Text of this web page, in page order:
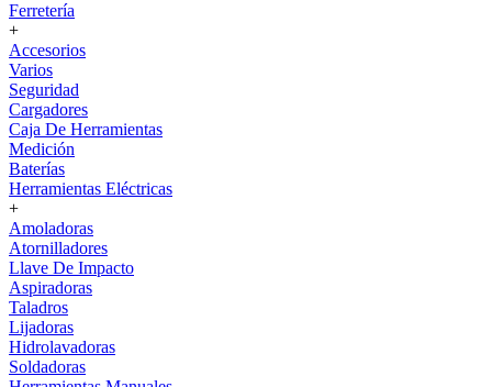
Ferretería
+
Accesorios
Varios
Seguridad
Cargadores
Caja De Herramientas
Medición
Baterías
Herramientas Eléctricas
+
Amoladoras
Atornilladores
Llave De Impacto
Aspiradoras
Taladros
Lijadoras
Hidrolavadoras
Soldadoras